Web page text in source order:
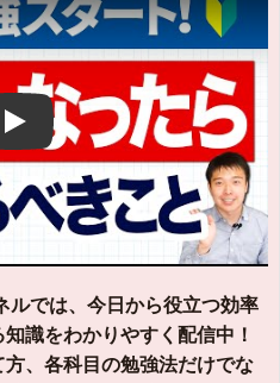
Play
ルでは、今日から役立つ効率
識をわかりやすく配信中！
、各科目の勉強法だけでな